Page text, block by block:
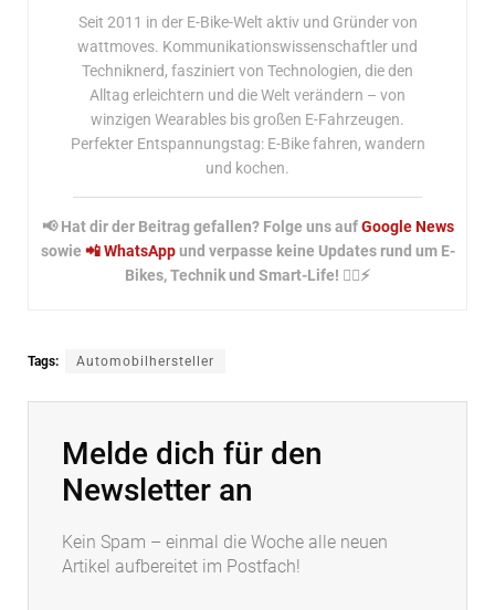
Seit 2011 in der E-Bike-Welt aktiv und Gründer von
wattmoves. Kommunikationswissenschaftler und
Techniknerd, fasziniert von Technologien, die den
Alltag erleichtern und die Welt verändern – von
winzigen Wearables bis großen E-Fahrzeugen.
Perfekter Entspannungstag: E-Bike fahren, wandern
und kochen.
📢 Hat dir der Beitrag gefallen? Folge uns aufGoogle News
sowie 📲 WhatsAppund verpasse keine Updates rund um E-
Bikes, Technik und Smart-Life! 🚴‍♂️⚡
Tags: Automobilhersteller
Melde dich für den
Newsletter an
Kein Spam – einmal die Woche alle neuen
Artikel aufbereitet im Postfach!